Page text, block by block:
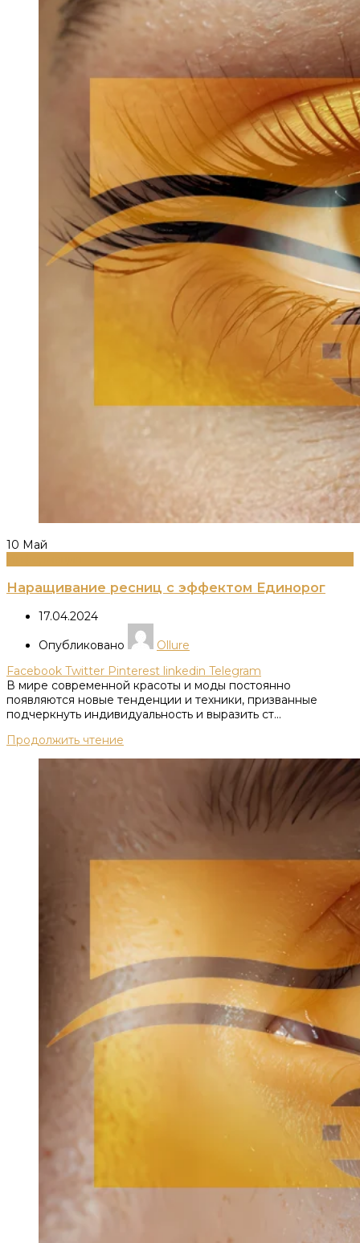
10 Май
Наращивание ресниц с эффектом Единорог
17.04.2024
Опубликовано
Ollure
Facebook Twitter Pinterest linkedin Telegram
В мире современной красоты и моды постоянно
появляются новые тенденции и техники, призванные
подчеркнуть индивидуальность и выразить ст...
Продолжить чтение